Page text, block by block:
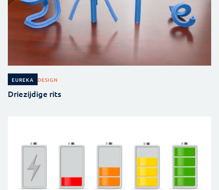
EUREKA DESIGN
Driezijdige rits